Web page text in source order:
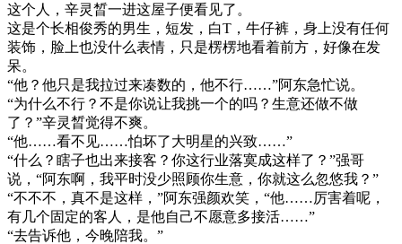
这个人，辛灵晳一进这屋子便看见了。
这是个长相俊秀的男生，短发，白T，牛仔裤，身上没有任何
装饰，脸上也没什么表情，只是楞楞地看着前方，好像在发
呆。
“他？他只是我拉过来凑数的，他不行……”阿东急忙说。
“为什么不行？不是你说让我挑一个的吗？生意还做不做
了？”辛灵晳觉得不爽。
“他……看不见……怕坏了大明星的兴致……”
“什么？瞎子也出来接客？你这行业落寞成这样了？”强哥
说，“阿东啊，我平时没少照顾你生意，你就这么忽悠我？”
“不不不，真不是这样，”阿东强颜欢笑，“他……厉害着呢，
有几个固定的客人，是他自己不愿意多接活……”
“去告诉他，今晚陪我。”